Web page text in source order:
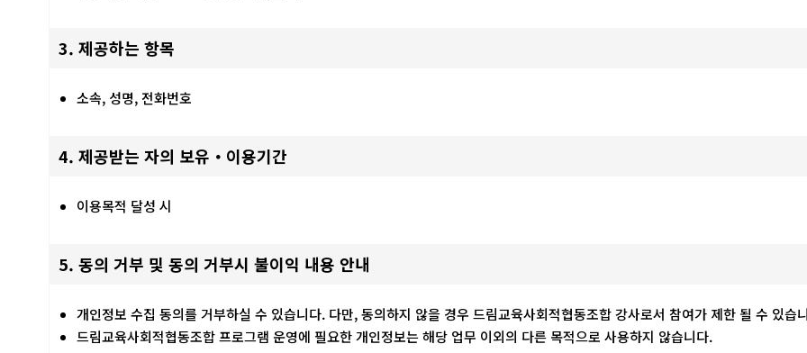
3. 제공하는 항목
소속, 성명, 전화번호
4. 제공받는 자의 보유・이용기간
이용목적 달성 시
5. 동의 거부 및 동의 거부시 불이익 내용 안내
개인정보 수집 동의를 거부하실 수 있습니다. 다만, 동의하지 않을 경우 드림교육사회적협동조합 강사로서 참여가 제한 될 수 있습
드림교육사회적협동조합 프로그램 운영에 필요한 개인정보는 해당 업무 이외의 다른 목적으로 사용하지 않습니다.